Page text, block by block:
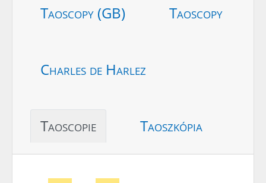
Taoscopy (GB) Taoscopy
Charles de Harlez
Taoscopie Taoszkópia